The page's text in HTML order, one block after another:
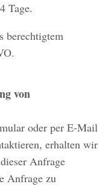
Tage.
berechtigtem
von
oder per E-Mail
erhalten wir
Anfrage
Anfrage zu